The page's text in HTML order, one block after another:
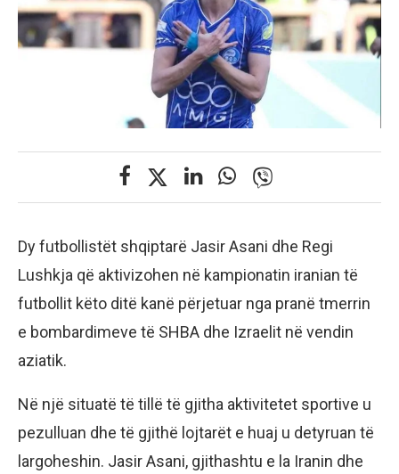
Dy futbollistët shqiptarë Jasir Asani dhe Regi
Lushkja që aktivizohen në kampionatin iranian të
futbollit këto ditë kanë përjetuar nga pranë tmerrin
e bombardimeve të SHBA dhe Izraelit në vendin
aziatik.
Në një situatë të tillë të gjitha aktivitetet sportive u
pezulluan dhe të gjithë lojtarët e huaj u detyruan të
largoheshin. Jasir Asani, gjithashtu e la Iranin dhe